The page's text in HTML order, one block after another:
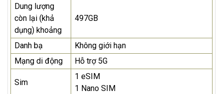
Dung lượng
còn lại (khả
dụng) khoảng
497GB
Danh bạ
Không giới hạn
Mạng di động
Hỗ trợ 5G
Sim
1 eSIM
1 Nano SIM